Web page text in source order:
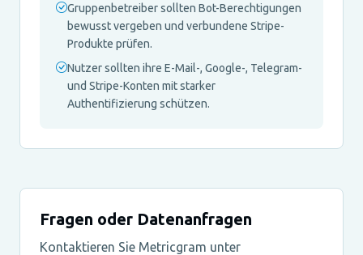
Gruppenbetreiber sollten Bot-Berechtigungen
bewusst vergeben und verbundene Stripe-
Produkte prüfen.
Nutzer sollten ihre E-Mail-, Google-, Telegram-
und Stripe-Konten mit starker
Authentifizierung schützen.
Fragen oder Datenanfragen
Kontaktieren Sie Metricgram unter